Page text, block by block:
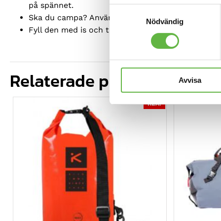
Nödvändig
Avvisa
på spännet.
Ska du campa? Använd den som kudde genom
Fyll den med is och ta med denna snygga väska
Relaterade produkter
REA!